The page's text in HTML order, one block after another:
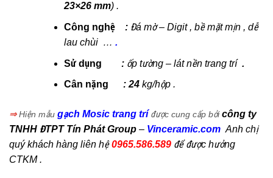
23×26 mm) .
Công nghệ : Đá mờ – Digit , bề mặt mịn , dễ
lau chùi … .
Sử dụng :ốp tường – lát nền trang trí .
Cân nặng : 24kg/hộp .
⇒Hiện mẫu gạch Mosic trang trí được cung cấp bởi công ty
TNHH ĐTPT Tín Phát Group – Vinceramic.com Anh chị
quý khách hàng liên hệ0965.586.589 để được hưởng
CTKM .